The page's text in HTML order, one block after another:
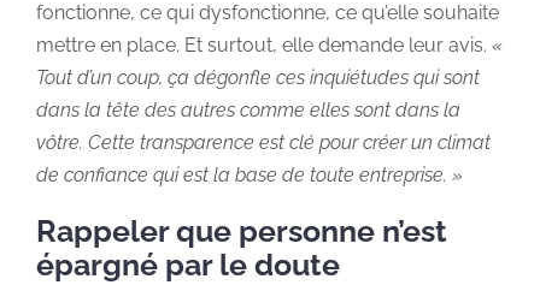
fonctionne, ce qui dysfonctionne, ce qu’elle souhaite
mettre en place. Et surtout, elle demande leur avis. «
Tout d’un coup, ça dégonfle ces inquiétudes qui sont
dans la tête des autres comme elles sont dans la
vôtre. Cette transparence est clé pour créer un climat
de confiance qui est la base de toute entreprise. »
Rappeler que personne n’est
épargné par le doute